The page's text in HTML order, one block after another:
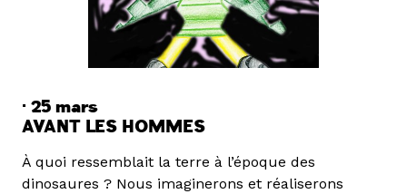
· 25 mars
AVANT LES HOMMES
À quoi ressemblait la terre à l’époque des
dinosaures ? Nous imaginerons et réaliserons